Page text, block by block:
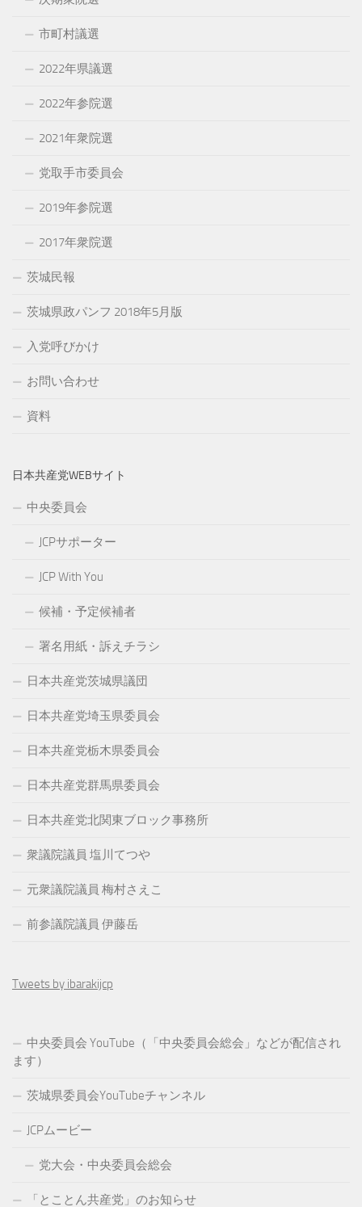
市町村議選
2022年県議選
2022年参院選
2021年衆院選
党取手市委員会
2019年参院選
2017年衆院選
茨城民報
茨城県政パンフ 2018年5月版
入党呼びかけ
お問い合わせ
資料
日本共産党WEBサイト
中央委員会
JCPサポーター
JCP With You
候補・予定候補者
署名用紙・訴えチラシ
日本共産党茨城県議団
日本共産党埼玉県委員会
日本共産党栃木県委員会
日本共産党群馬県委員会
日本共産党北関東ブロック事務所
衆議院議員 塩川てつや
元衆議院議員 梅村さえこ
前参議院議員 伊藤岳
Tweets by ibarakijcp
中央委員会 YouTube（「中央委員会総会」などが配信され
ます）
茨城県委員会YouTubeチャンネル
JCPムービー
党大会・中央委員会総会
「とことん共産党」のお知らせ